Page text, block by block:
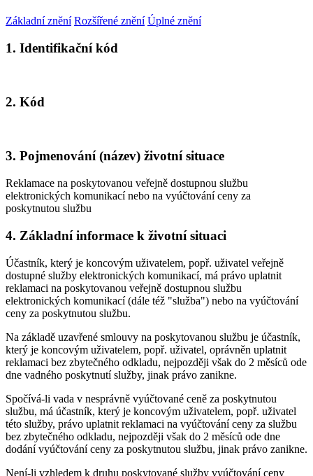
Základní znění Rozšířené znění Úplné znění
1. Identifikační kód
2. Kód
3. Pojmenování (název) životní situace
Reklamace na poskytovanou veřejně dostupnou službu
elektronických komunikací nebo na vyúčtování ceny za
poskytnutou službu
4. Základní informace k životní situaci
Účastník, který je koncovým uživatelem, popř. uživatel veřejně
dostupné služby elektronických komunikací, má právo uplatnit
reklamaci na poskytovanou veřejně dostupnou službu
elektronických komunikací (dále též "služba") nebo na vyúčtování
ceny za poskytnutou službu.
Na základě uzavřené smlouvy na poskytovanou službu je účastník,
který je koncovým uživatelem, popř. uživatel, oprávněn uplatnit
reklamaci bez zbytečného odkladu, nejpozději však do 2 měsíců ode
dne vadného poskytnutí služby, jinak právo zanikne.
Spočívá-li vada v nesprávně vyúčtované ceně za poskytnutou
službu, má účastník, který je koncovým uživatelem, popř. uživatel
této služby, právo uplatnit reklamaci na vyúčtování ceny za službu
bez zbytečného odkladu, nejpozději však do 2 měsíců ode dne
dodání vyúčtování ceny za poskytnutou službu, jinak právo zanikne.
Není-li vzhledem k druhu poskytované služby vyúčtování ceny